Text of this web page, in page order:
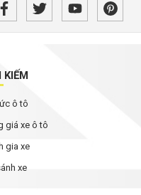
quy định mới về giao
biết
600 triệu đồng
KIẾM
ô tô
giá xe ô tô
gia xe
xe